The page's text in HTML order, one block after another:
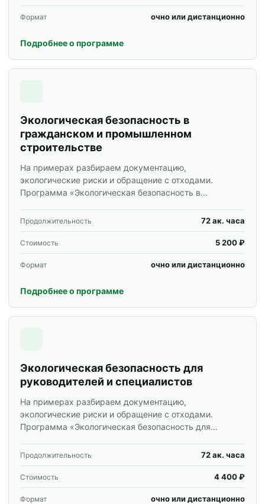
Формат очно или дистанционно
Подробнее о программе
Экологическая безопасность в
гражданском и промышленном
строительстве
На примерах разбираем документацию,
экологические риски и обращение с отходами.
Программа «Экологическая безопасность в
специалистов и корпоративных групп.
Продолжительность 72 ак. часа
Стоимость 5 200 ₽
Формат очно или дистанционно
Подробнее о программе
Экологическая безопасность для
руководителей и специалистов
На примерах разбираем документацию,
экологические риски и обращение с отходами.
Программа «Экологическая безопасность для
корпоративных групп.
Продолжительность 72 ак. часа
Стоимость 4 400 ₽
Формат очно или дистанционно